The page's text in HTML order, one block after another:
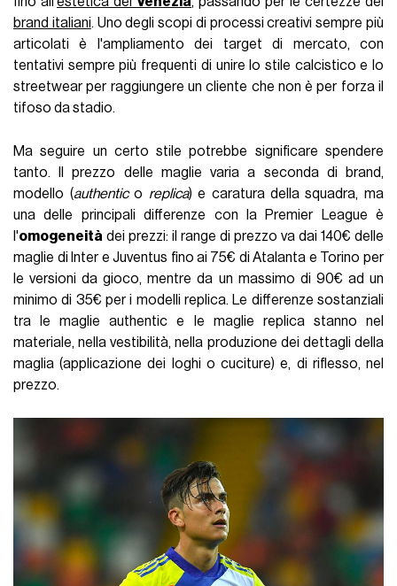
brand italiani. Uno degli scopi di processi creativi sempre più
articolati è l'ampliamento dei target di mercato, con
tentativi sempre più frequenti di unire lo stile calcistico e lo
streetwear per raggiungere un cliente che non è per forza il
tifoso da stadio.
Ma seguire un certo stile potrebbe significare spendere
tanto. Il prezzo delle maglie varia a seconda di brand,
modello (authentico replica) e caratura della squadra, ma
una delle principali differenze con la Premier League è
l'omogeneità dei prezzi: il range di prezzo va dai 140€ delle
maglie di Inter e Juventus fino ai 75€ di Atalanta e Torino per
le versioni da gioco, mentre da un massimo di 90€ ad un
minimo di 35€ per i modelli replica. Le differenze sostanziali
tra le maglie authentic e le maglie replica stanno nel
materiale, nella vestibilità, nella produzione dei dettagli della
maglia (applicazione dei loghi o cuciture) e, di riflesso, nel
prezzo.